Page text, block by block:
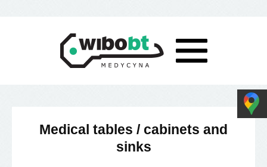
Medical tables / cabinets and
sinks